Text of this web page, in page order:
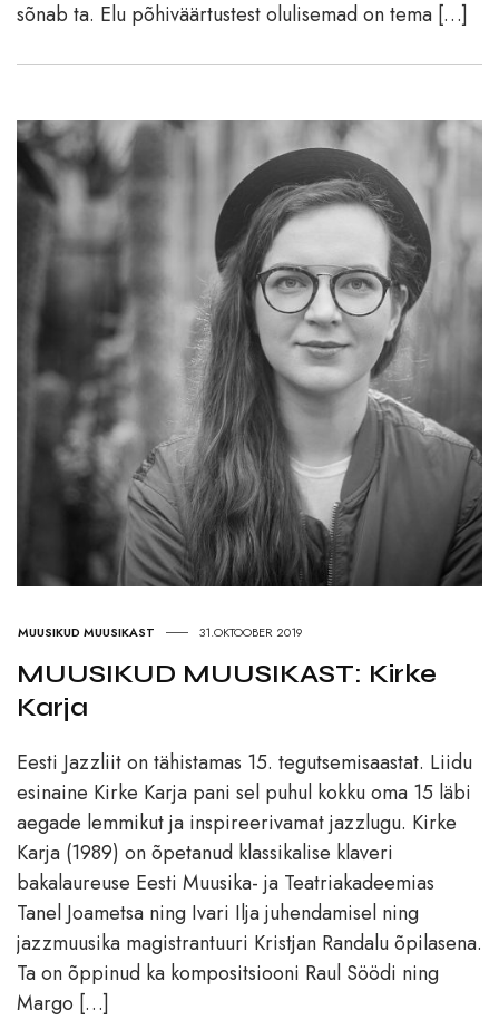
sõnab ta. Elu põhiväärtustest olulisemad on tema […]
MUUSIKUD MUUSIKAST 31.OKTOOBER 2019
MUUSIKUD MUUSIKAST: Kirke
Karja
Eesti Jazzliit on tähistamas 15. tegutsemisaastat. Liidu
esinaine Kirke Karja pani sel puhul kokku oma 15 läbi
aegade lemmikut ja inspireerivamat jazzlugu. Kirke
Karja (1989) on õpetanud klassikalise klaveri
bakalaureuse Eesti Muusika- ja Teatriakadeemias
Tanel Joametsa ning Ivari Ilja juhendamisel ning
jazzmuusika magistrantuuri Kristjan Randalu õpilasena.
Ta on õppinud ka kompositsiooni Raul Söödi ning
Margo […]